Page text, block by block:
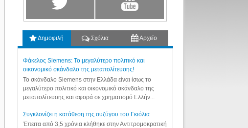
Δημοφιλή Σχόλια Αρχείο
Φάκελος Siemens: Το μεγαλύτερο πολιτικό και
οικονομικό σκάνδαλο της μεταπολίτευσης!
Το σκάνδαλο Siemens στην Ελλάδα είναι ίσως το
μεγαλύτερο πολιτικό και οικονομικό σκάνδαλο της
μεταπολίτευσης και αφορά σε χρηματισμό Ελλήν...
Συγκλονίζει η κατάθεση της συζύγου του Γκιόλια
Έπειτα από 3,5 χρόνια κλήθηκε στην Αντιτρομοκρατική